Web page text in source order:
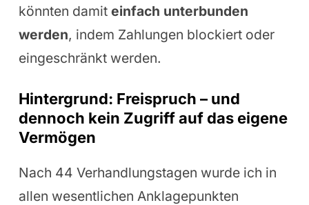
könnten damit einfach unterbunden
werden, indem Zahlungen blockiert oder
eingeschränkt werden.
Hintergrund: Freispruch – und
dennoch kein Zugriff auf das eigene
Vermögen
Nach 44 Verhandlungstagen wurde ich in
allen wesentlichen Anklagepunkten